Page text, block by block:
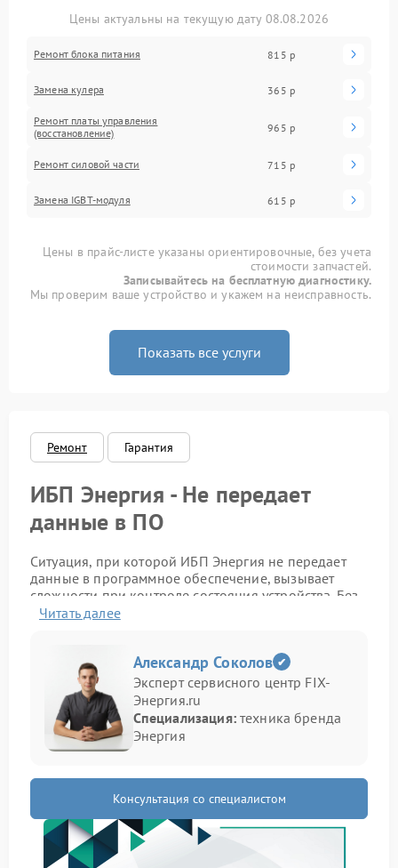
Цены актуальны на текущую дату 08.08.2026
Ремонт блока питания 815 р
Замена кулера 365 р
Ремонт платы управления
(восстановление)
965 р
Ремонт силовой части 715 р
Замена IGBT-модуля 615 р
Цены в прайс-листе указаны ориентировочные, без учета
стоимости запчастей.
Записывайтесь на бесплатную диагностику.
Мы проверим ваше устройство и укажем на неисправность.
Показать все услуги
Ремонт Гарантия
ИБП Энергия - Не передает
данные в ПО
Ситуация, при которой ИБП Энергия не передает
данные в программное обеспечение, вызывает
сложности при контроле состояния устройства. Без
обмена информацией невозможно отследить
Как проявляется проблема
Неисправность можно определить по ряду
признаков:
Программа не видит подключенное устройство;
Ошибка при подключении через интерфейс.
Причины сбоя связи
Читать далее
Александр Соколов
Эксперт сервисного центр FIX-
Энергия.ru
Специализация:техника бренда
Энергия
Консультация со специалистом